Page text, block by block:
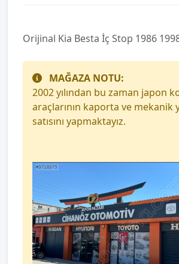
Orijinal Kia Besta İç Stop 1986
MAĞAZA NOTU:
2002 yılından bu zaman japon
araçlarının kaporta ve mekanik
satısını yapmaktayız.